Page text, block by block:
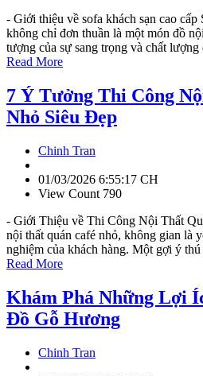
- Giới thiệu về sofa khách sạn cao cấp
không chỉ đơn thuần là một món đồ
tượng của sự sang trọng và chất
Read More
7 Ý Tưởng Thi Công
Nhỏ Siêu Đẹp
Chinh Tran
01/03/2026 6:55:17 CH
View Count 790
- Giới Thiệu về Thi Công Nội Thất
nội thất quán café nhỏ, không gian là
nghiệm của khách hàng. Một gợi ý
Read More
Khám Phá Những Lợi
Đồ Gỗ Hương
Chinh Tran